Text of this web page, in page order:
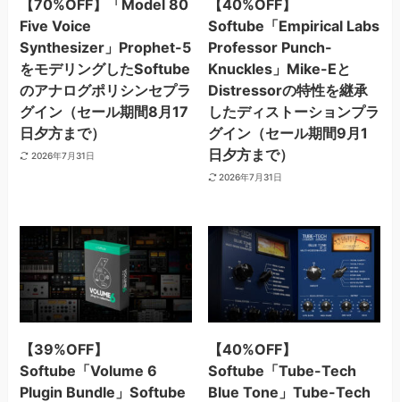
【70%OFF】「Model 80
Five Voice
Synthesizer」Prophet-5
をモデリングしたSoftube
のアナログポリシンセプラ
グイン（セール期間8月17
日夕方まで）
2026年7月31日
【40%OFF】
Softube「Empirical Labs
Professor Punch-
Knuckles」Mike-Eと
Distressorの特性を継承
したディストーションプラ
グイン（セール期間9月1
日夕方まで）
2026年7月31日
【39%OFF】
Softube「Volume 6
Plugin Bundle」Softube
【40%OFF】
Softube「Tube-Tech
Blue Tone」Tube-Tech